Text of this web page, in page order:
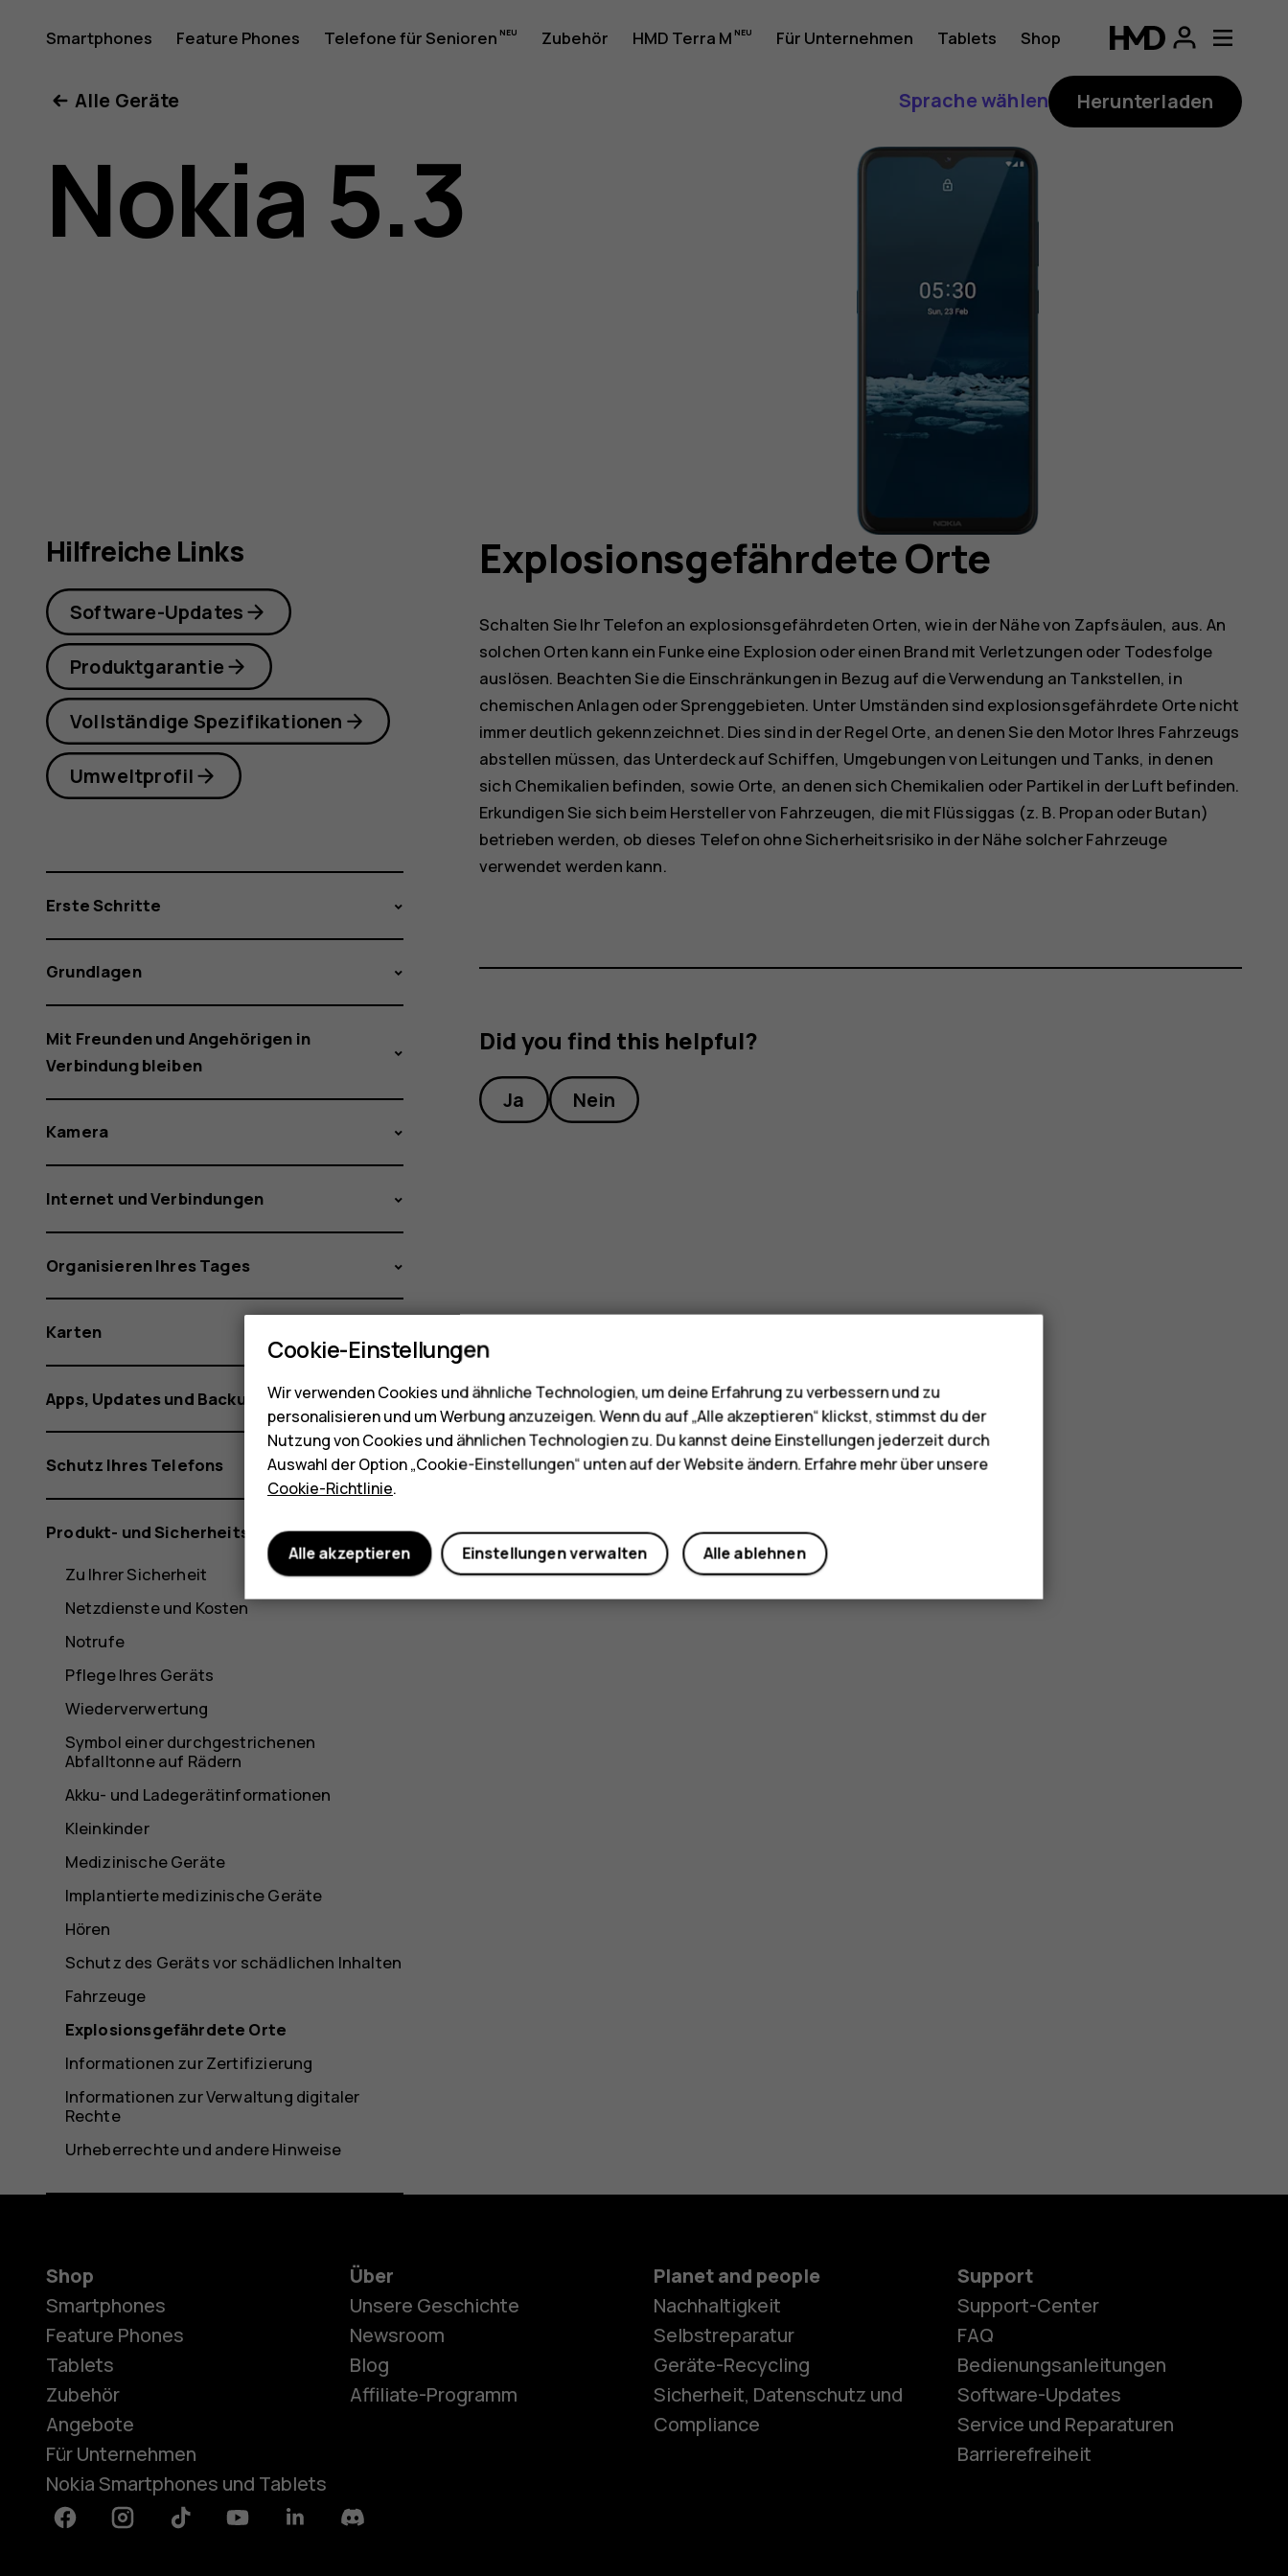
Nokia
5.3
Bedienungsanleitung
Smartphones Feature Phones Telefone für Senioren Zubehör HMD Terra M Für Unternehmen Tablets Shop
Smartphones
Feature Phones
Alle Geräte
Sprache wählen Herunterladen
Nokia 5.3
Explosionsgefährdete Orte
Schalten Sie Ihr Telefon an explosionsgefährdeten Orten, wie in der Nähe von Zapfsäulen, aus. An
solchen Orten kann ein Funke eine Explosion oder einen Brand mit Verletzungen oder Todesfolge
auslösen. Beachten Sie die Einschränkungen in Bezug auf die Verwendung an Tankstellen, in
chemischen Anlagen oder Sprenggebieten. Unter Umständen sind explosionsgefährdete Orte nicht
immer deutlich gekennzeichnet. Dies sind in der Regel Orte, an denen Sie den Motor Ihres Fahrzeugs
abstellen müssen, das Unterdeck auf Schiffen, Umgebungen von Leitungen und Tanks, in denen
sich Chemikalien befinden, sowie Orte, an denen sich Chemikalien oder Partikel in der Luft befinden.
Erkundigen Sie sich beim Hersteller von Fahrzeugen, die mit Flüssiggas (z. B. Propan oder Butan)
betrieben werden, ob dieses Telefon ohne Sicherheitsrisiko in der Nähe solcher Fahrzeuge
verwendet werden kann.
Did you find this helpful?
Ja Nein
Hilfreiche Links
Software-Updates
Produktgarantie
Vollständige Spezifikationen
Umweltprofil
Erste Schritte
Grundlagen
Mit Freunden und Angehörigen in
Verbindung bleiben
Kamera
Internet und Verbindungen
Organisieren Ihres Tages
Karten
Apps, Updates und Backups
Schutz Ihres Telefons
Produkt- und Sicherheitshinweise
Zu Ihrer Sicherheit
Netzdienste und Kosten
Notrufe
Pflege Ihres Geräts
Wiederverwertung
Symbol einer durchgestrichenen
Abfalltonne auf Rädern
Akku- und Ladegerätinformationen
Kleinkinder
Medizinische Geräte
Implantierte medizinische Geräte
Hören
Schutz des Geräts vor schädlichen Inhalten
Fahrzeuge
Explosionsgefährdete Orte
Informationen zur Zertifizierung
Informationen zur Verwaltung digitaler
Rechte
Urheberrechte und andere Hinweise
Shop
Smartphones
Feature Phones
Tablets
Zubehör
Angebote
Für Unternehmen
Nokia Smartphones und Tablets
Über
Unsere Geschichte
Newsroom
Blog
Affiliate-Programm
Planet and people
Nachhaltigkeit
Selbstreparatur
Geräte-Recycling
Sicherheit, Datenschutz und
Compliance
Support
Support-Center
FAQ
Bedienungsanleitungen
Software-Updates
Service und Reparaturen
Barrierefreiheit
FacebookInstagramTiktok YoutubeLinkedinDiscord
Cookie-Einstellungen
Wir verwenden Cookies und ähnliche Technologien, um deine Erfahrung zu verbessern und zu
personalisieren und um Werbung anzuzeigen. Wenn du auf „Alle akzeptieren“ klickst, stimmst du der
Nutzung von Cookies und ähnlichen Technologien zu. Du kannst deine Einstellungen jederzeit durch
Auswahl der Option „Cookie-Einstellungen“ unten auf der Website ändern. Erfahre mehr über unsere
Cookie-Richtlinie.
Alle ablehnen
Einstellungen verwalten
Alle akzeptieren